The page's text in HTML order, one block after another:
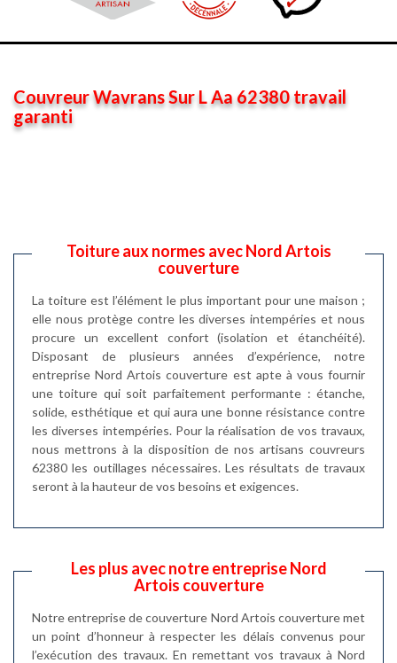
Couvreur Wavrans Sur L Aa 62380 travail
garanti
Toiture aux normes avec Nord Artois
couverture
La toiture est l’élément le plus important pour une maison ;
elle nous protège contre les diverses intempéries et nous
procure un excellent confort (isolation et étanchéité).
Disposant de plusieurs années d’expérience, notre
entreprise Nord Artois couverture est apte à vous fournir
une toiture qui soit parfaitement performante : étanche,
solide, esthétique et qui aura une bonne résistance contre
les diverses intempéries. Pour la réalisation de vos travaux,
nous mettrons à la disposition de nos artisans couvreurs
62380 les outillages nécessaires. Les résultats de travaux
seront à la hauteur de vos besoins et exigences.
Les plus avec notre entreprise Nord
Artois couverture
Notre entreprise de couverture Nord Artois couverture met
un point d’honneur à respecter les délais convenus pour
l’exécution des travaux. En remettant vos travaux à Nord